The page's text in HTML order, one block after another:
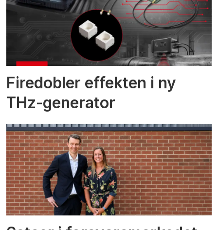
Firedobler effekten i ny
THz-generator